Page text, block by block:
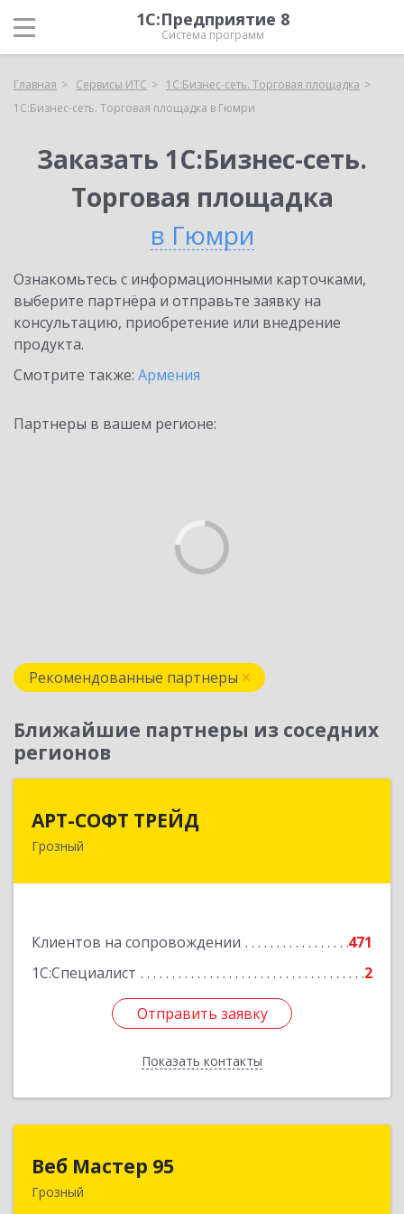
1С:Предприятие 8
Система программ
Главная Сервисы ИТС
1С:Бизнес-сеть. Торговая площадка
1С:Бизнес-сеть. Торговая площадка в Гюмри
Заказать 1С:Бизнес-сеть.
Торговая площадка
в Гюмри
Ознакомьтесь с информационными карточками,
выберите партнёра и отправьте заявку на
консультацию, приобретение или внедрение
продукта.
Смотрите также: Армения
Партнеры в вашем регионе:
Рекомендованные партнеры
Ближайшие партнеры из соседних
регионов
АРТ-СОФТ ТРЕЙД
Грозный
Клиентов на сопровождении
471
1С:Специалист
2
Отправить заявку
Показать контакты
364013, Чеченская Респ, Грозный г, Полярников
Отправить заявку
Назад
Веб Мастер 95
Грозный